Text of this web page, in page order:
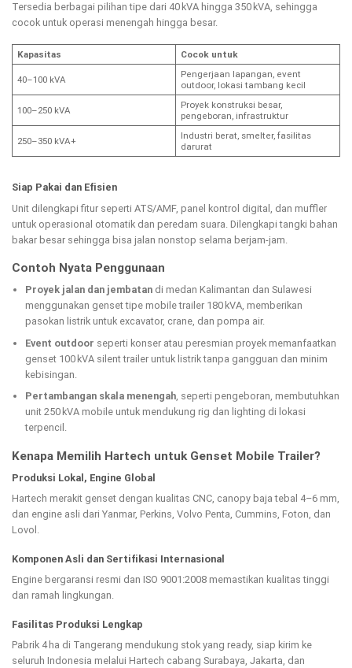
Tersedia berbagai pilihan tipe dari 40 kVA hingga 350 kVA, sehingga
cocok untuk operasi menengah hingga besar.
Kapasitas Cocok untuk
40–100 kVA
Pengerjaan lapangan, event
outdoor, lokasi tambang kecil
100–250 kVA
Proyek konstruksi besar,
pengeboran, infrastruktur
250–350 kVA+
Industri berat, smelter, fasilitas
darurat
Siap Pakai dan Efisien
Unit dilengkapi fitur seperti ATS/AMF, panel kontrol digital, dan muffler
untuk operasional otomatik dan peredam suara. Dilengkapi tangki bahan
bakar besar sehingga bisa jalan nonstop selama berjam-jam.
Contoh Nyata Penggunaan
Proyek jalan dan jembatandi medan Kalimantan dan Sulawesi
menggunakan genset tipe mobile trailer 180 kVA, memberikan
pasokan listrik untuk excavator, crane, dan pompa air.
Event outdoor seperti konser atau peresmian proyek memanfaatkan
genset 100 kVA silent trailer untuk listrik tanpa gangguan dan minim
kebisingan.
Pertambangan skala menengah, seperti pengeboran, membutuhkan
unit 250 kVA mobile untuk mendukung rig dan lighting di lokasi
terpencil.
Kenapa Memilih Hartech untuk Genset Mobile Trailer?
Produksi Lokal, Engine Global
Hartech merakit genset dengan kualitas CNC, canopy baja tebal 4–6 mm,
dan engine asli dari Yanmar, Perkins, Volvo Penta, Cummins, Foton, dan
Lovol.
Komponen Asli dan Sertifikasi Internasional
Engine bergaransi resmi dan ISO 9001:2008 memastikan kualitas tinggi
dan ramah lingkungan.
Fasilitas Produksi Lengkap
Pabrik 4 ha di Tangerang mendukung stok yang ready, siap kirim ke
seluruh Indonesia melalui Hartech cabang Surabaya, Jakarta, dan